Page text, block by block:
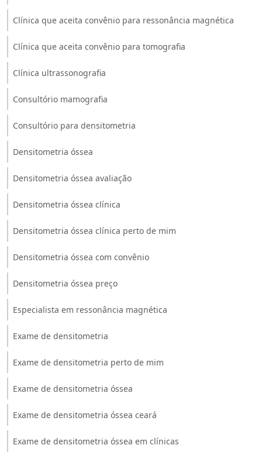
Clínica que aceita convênio para ressonância magnética
Clínica que aceita convênio para tomografia
Clínica ultrassonografia
Consultório mamografia
Consultório para densitometria
Densitometria óssea
Densitometria óssea avaliação
Densitometria óssea clínica
Densitometria óssea clínica perto de mim
Densitometria óssea com convênio
Densitometria óssea preço
Especialista em ressonância magnética
Exame de densitometria
Exame de densitometria perto de mim
Exame de densitometria óssea
Exame de densitometria óssea ceará
Exame de densitometria óssea em clínicas